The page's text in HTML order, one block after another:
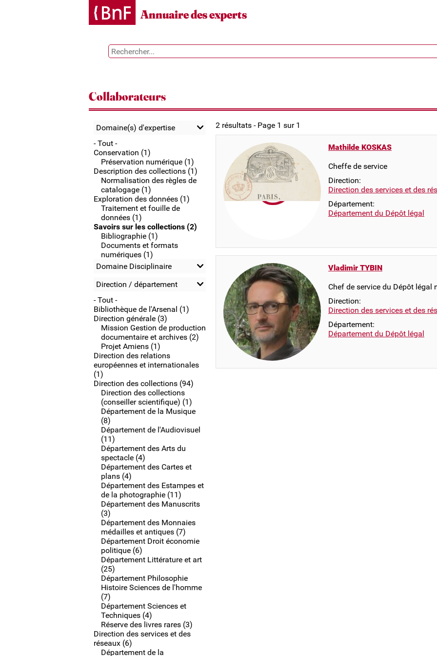
Annuaire des experts
Collaborateurs
Domaine(s) d'expertise
- Tout -
Conservation (1)
Préservation numérique (1)
Description des collections (1)
Normalisation des règles de
catalogage (1)
Exploration des données (1)
Traitement et fouille de
données (1)
Savoirs sur les collections (2)
Bibliographie (1)
Documents et formats
numériques (1)
Domaine Disciplinaire
Direction / département
- Tout -
Bibliothèque de l'Arsenal (1)
Direction générale (3)
Mission Gestion de production
documentaire et archives (2)
Projet Amiens (1)
Direction des relations
européennes et internationales
(1)
Direction des collections (94)
Direction des collections
(conseiller scientifique) (1)
Département de la Musique
(8)
Département de l'Audiovisuel
(11)
Département des Arts du
spectacle (4)
Département des Cartes et
plans (4)
Département des Estampes et
de la photographie (11)
Département des Manuscrits
(3)
Département des Monnaies
médailles et antiques (7)
Département Droit économie
politique (6)
Département Littérature et art
(25)
Département Philosophie
Histoire Sciences de l'homme
(7)
Département Sciences et
Techniques (4)
Réserve des livres rares (3)
Direction des services et des
réseaux (6)
Département de la
2 résultats - Page 1 sur 1
Mathilde KOSKAS
Cheffe de service
Direction:
Direction des services et des
Département:
Département du Dépôt légal
Vladimir TYBIN
Chef de service du Dépôt légal
Direction:
Direction des services et des
Département:
Département du Dépôt légal